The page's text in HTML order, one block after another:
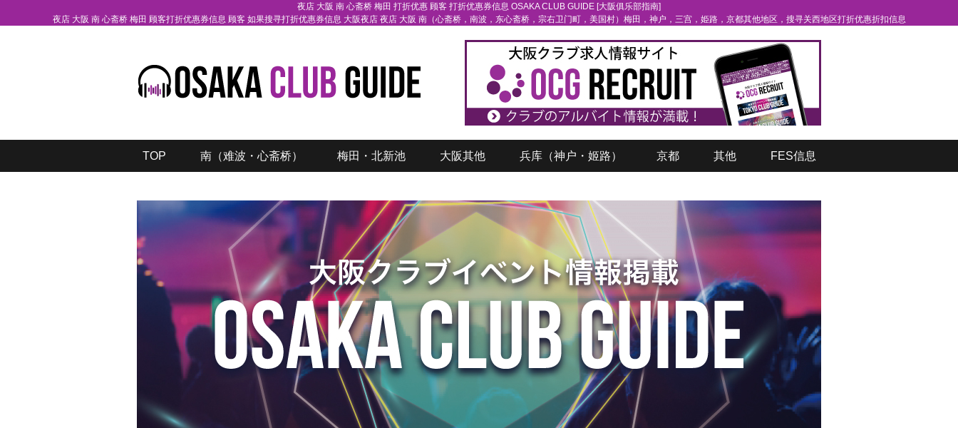
夜店 大阪 南 心斋桥 梅田 打折优惠 顾客 打折优惠券信息 OSAKA CLUB GUIDE [大阪俱乐部指南]
夜店 大阪 南 心斋桥 梅田 顾客打折优惠券信息 顾客 如果搜寻打折优惠券信息 大阪夜店 夜店 大阪 南（心斋桥，南波，东心斋桥，宗右卫门町，美国村）梅田，神户，三宫，姫路，京都其他地区，搜寻关西地区打折优惠折扣信息
TOP 南（难波・心斋桥） 梅田・北新池 大阪其他 兵库（神户・姬路） 京都 其他 FES信息